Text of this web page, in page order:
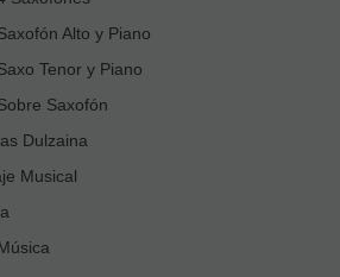
Alto y Piano
Tenor y Piano
Saxofón
Dulzaina
Musical